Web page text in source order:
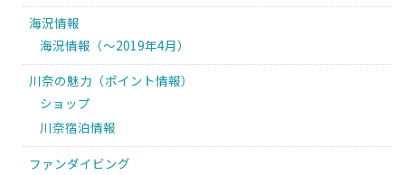
海況情報
海況情報（〜2019年4月）
川奈の魅力（ポイント情報）
ショップ
川奈宿泊情報
ファンダイビング